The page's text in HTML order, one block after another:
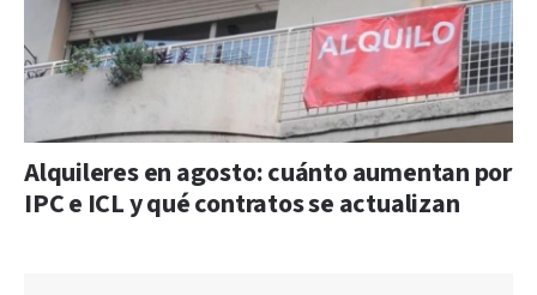
Alquileres en agosto: cuánto aumentan por
IPC e ICL y qué contratos se actualizan